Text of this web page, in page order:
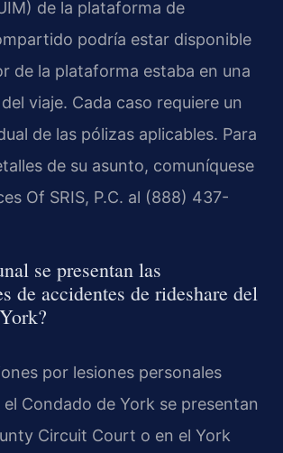
de la plataforma de
podría estar disponible
de la plataforma estaba en una
viaje. Cada caso requiere un
de las pólizas aplicables. Para
de su asunto, comuníquese
Of SRIS, P.C. al (888) 437-
se presentan las
de accidentes de rideshare del
por lesiones personales
Condado de York se presentan
Circuit Court o en el York